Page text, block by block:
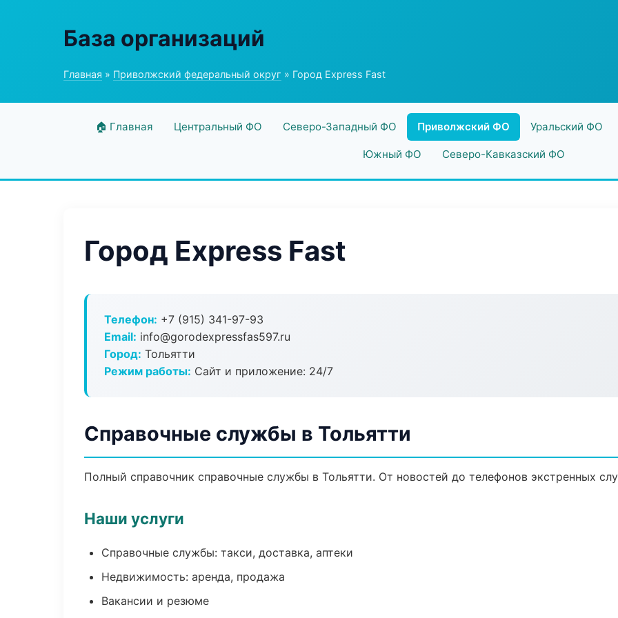
База организаций
Главная » Приволжский федеральный округ » Город Express Fast
🏠 Главная Центральный ФО Северо-Западный ФО Приволжский ФО Уральский ФО
Южный ФО Северо-Кавказский ФО
Город Express Fast
Телефон: +7 (915) 341-97-93
Email: info@gorodexpressfas597.ru
Город: Тольятти
Режим работы: Сайт и приложение: 24/7
Справочные службы в Тольятти
Полный справочник справочные службы в Тольятти. От новостей до телефонов экстренных
Наши услуги
Справочные службы: такси, доставка, аптеки
Недвижимость: аренда, продажа
Вакансии и резюме